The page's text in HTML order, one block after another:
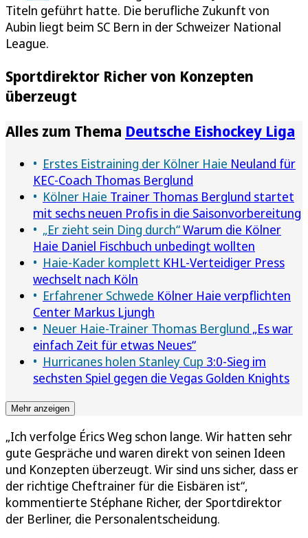
Titeln geführt hatte. Die berufliche Zukunft von
Aubin liegt beim SC Bern in der Schweizer National
League.
Sportdirektor Richer von Konzepten
überzeugt
Alles zum Thema Deutsche Eishockey Liga
Erstes Eistraining der Kölner Haie Neuland für
KEC-Coach Thomas Berglund
Kölner Haie Trainer Thomas Berglund startet
mit sechs neuen Profis in die Saisonvorbereitung
„Er zieht sein Ding durch“Warum die Kölner
Haie Daniel Fischbuch unbedingt wollten
Haie-Kader komplett KHL-Verteidiger Press
wechselt nach Köln
Erfahrener Schwede Kölner Haie verpflichten
Center Markus Ljungh
Neuer Haie-Trainer Thomas Berglund „Es war
einfach Zeit für etwas Neues“
Hurricanes holen Stanley Cup 3:0-Sieg im
sechsten Spiel gegen die Vegas Golden Knights
Mehr anzeigen
„Ich verfolge Érics Weg schon lange. Wir hatten sehr
gute Gespräche und waren direkt von seinen Ideen
und Konzepten überzeugt. Wir sind uns sicher, dass er
der richtige Cheftrainer für die Eisbären ist“,
kommentierte Stéphane Richer, der Sportdirektor
der Berliner, die Personalentscheidung.